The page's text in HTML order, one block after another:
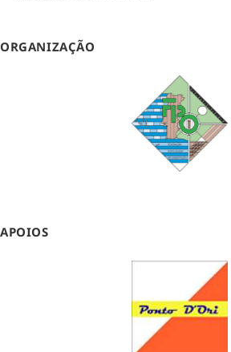
ORGANIZAÇÃO
APOIOS